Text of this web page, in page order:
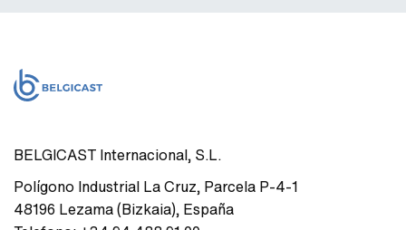
BELGICAST Internacional, S.L.
Polígono Industrial La Cruz, Parcela P-4-1
48196 Lezama (Bizkaia), España